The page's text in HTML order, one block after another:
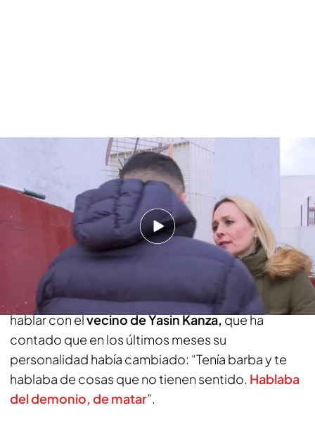
El vecino del presunto asesino de Algeciras: “Intentó matar a su
compañero de piso, le dijo 'o te vas o te corto el cuello”
PUEDE INTERESARTE
La policía ha detectado “elementos de
radicalización en redes sociales” por parte del
detenido por los ataques de Algeciras
‘Cuatro al día’ y ‘En boca de todos’ han podido
hablar con elvecino de Yasin Kanza,que ha
contado que en los últimos meses su
personalidad había cambiado: “Tenía barba y te
hablaba de cosas que no tienen sentido. Hablaba
del demonio, de matar”.